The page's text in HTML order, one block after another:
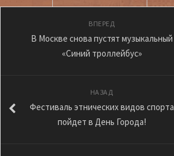
ВПЕРЕД
В Москве снова пустят музыкальный
«Синий троллейбус»
НАЗАД
Фестиваль этнических видов спорта
пойдет в День Города!